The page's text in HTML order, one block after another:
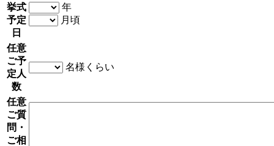
挙式
予定
日
年
月頃
任意
ご予
定人
数
名様くらい
任意
ご質
問・
ご相